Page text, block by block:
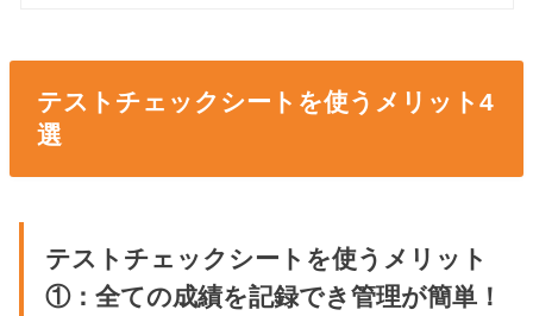
テストチェックシートを使うメリット4
選
テストチェックシートを使うメリット
①：全ての成績を記録でき管理が簡単！